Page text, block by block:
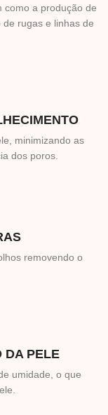
como a produção de
rugas e linhas de
minimizando as
dos poros.
removendo o
DA PELE
umidade, o que